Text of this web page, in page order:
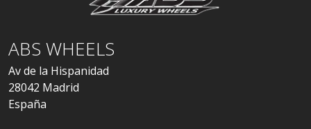
ABS WHEELS
Av de la Hispanidad
28042 Madrid
España